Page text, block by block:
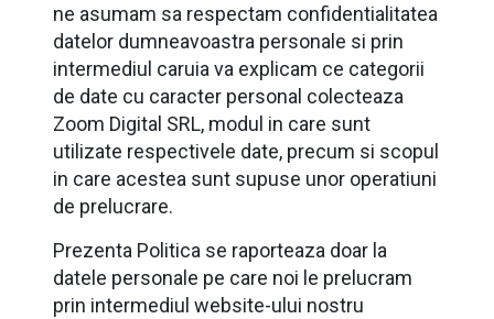
ne asumam sa respectam confidentialitatea
datelor dumneavoastra personale si prin
intermediul caruia va explicam ce categorii
de date cu caracter personal colecteaza
Zoom Digital SRL, modul in care sunt
utilizate respectivele date, precum si scopul
in care acestea sunt supuse unor operatiuni
de prelucrare.
Prezenta Politica se raporteaza doar la
datele personale pe care noi le prelucram
prin intermediul website-ului nostru